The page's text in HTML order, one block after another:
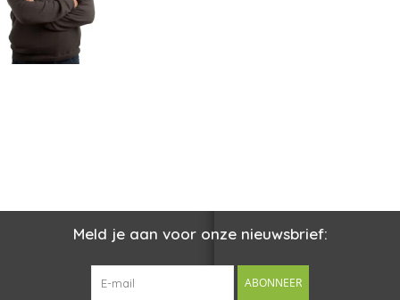
Meld je aan voor onze nieuwsbrief:
ABONNEER